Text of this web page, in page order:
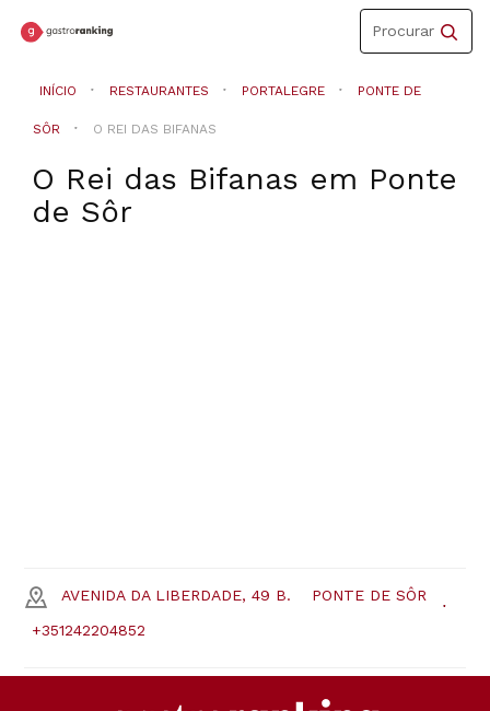
Toggle
navigation
Procurar
INÍCIO RESTAURANTES PORTALEGRE PONTE DE
SÔR O REI DAS BIFANAS
O Rei das Bifanas em Ponte
de Sôr
AVENIDA DA LIBERDADE, 49 B. PONTE DE SÔR
+351242204852